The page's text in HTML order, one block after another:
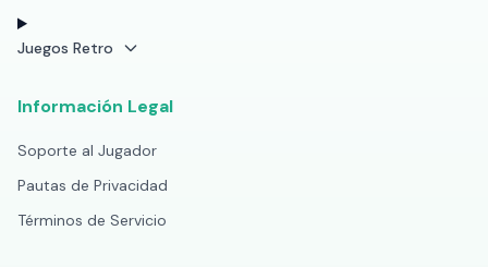
Juegos Retro
Información Legal
Soporte al Jugador
Pautas de Privacidad
Términos de Servicio